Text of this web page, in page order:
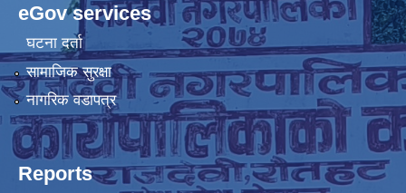
eGov services
घटना दर्ता
सामाजिक सुरक्षा
नागरिक वडापत्र
Reports